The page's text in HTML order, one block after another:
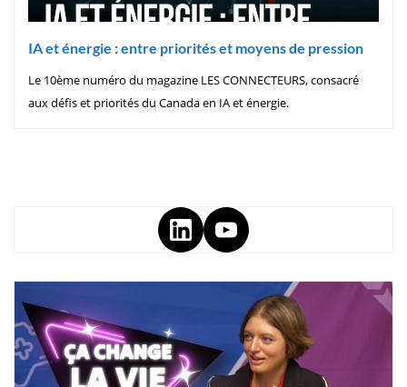
IA et énergie : entre priorités et moyens de pression
Le 10ème numéro du magazine LES CONNECTEURS, consacré
aux défis et priorités du Canada en IA et énergie.